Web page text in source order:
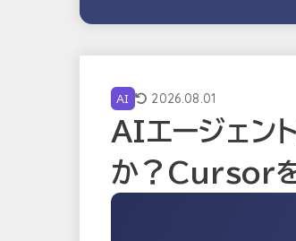
AI 2026.08.01
AIエージェン
か？Cursorを